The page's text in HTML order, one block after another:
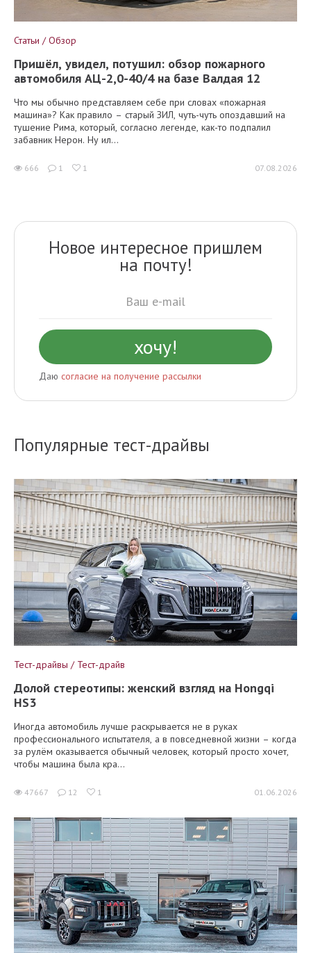
Статьи / Обзор
Пришёл, увидел, потушил: обзор пожарного
автомобиля АЦ-2,0-40/4 на базе Валдая 12
Что мы обычно представляем себе при словах «пожарная
машина»? Как правило – старый ЗИЛ, чуть-чуть опоздавший на
тушение Рима, который, согласно легенде, как-то подпалил
забавник Нерон. Ну ил...
666 1 1 07.08.2026
Новое интересное пришлем
на почту!
Даю согласие на получение рассылки
Популярные тест-драйвы
Тест-драйвы / Тест-драйв
Долой стереотипы: женский взгляд на Hongqi
HS3
Иногда автомобиль лучше раскрывается не в руках
профессионального испытателя, а в повседневной жизни – когда
за рулём оказывается обычный человек, который просто хочет,
чтобы машина была кра...
47667 12 1 01.06.2026